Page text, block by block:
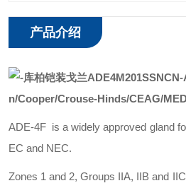
产品介绍
n/Cooper/Crouse-Hinds/CEAG/
ADE-4F is a widely approved gland
EC and NEC.
Zones 1 and 2, Groups IIA, IIB and